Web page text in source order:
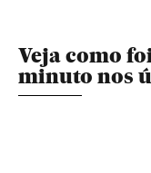
Veja como
minuto nos